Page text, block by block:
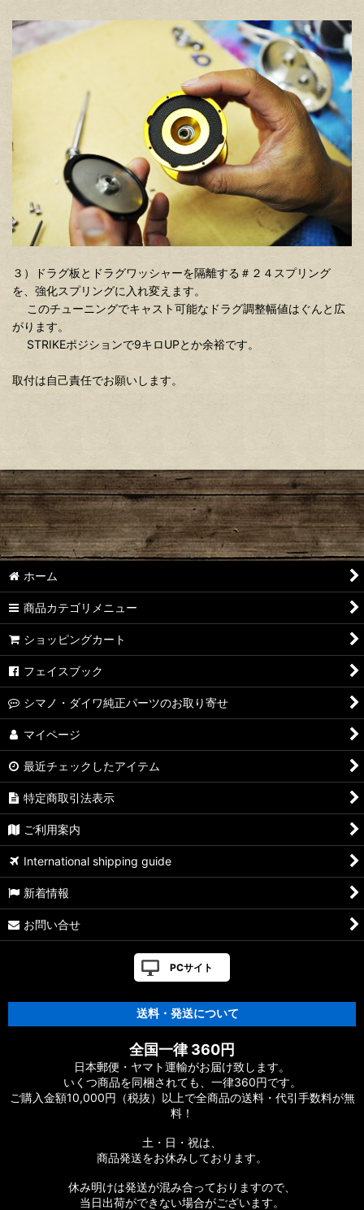
３）ドラグ板とドラグワッシャーを隔離する＃２４スプリング
を、強化スプリングに入れ変えます。
このチューニングでキャスト可能なドラグ調整幅値はぐんと広
がります。
STRIKEポジションで9キロUPとか余裕です。
取付は自己責任でお願いします。
ホーム
商品カテゴリメニュー
ショッピングカート
フェイスブック
シマノ・ダイワ純正パーツのお取り寄せ
マイページ
最近チェックしたアイテム
特定商取引法表示
ご利用案内
International shipping guide
新着情報
お問い合せ
PCサイト
送料・発送について
全国一律 360円
日本郵便・ヤマト運輸がお届け致します。
いくつ商品を同梱されても、一律360円です。
ご購入金額10,000円（税抜）以上で全商品の送料・代引手数料が無
料！
土・日・祝は、
商品発送をお休みしております。
休み明けは発送が混み合っておりますので、
当日出荷ができない場合がございます。